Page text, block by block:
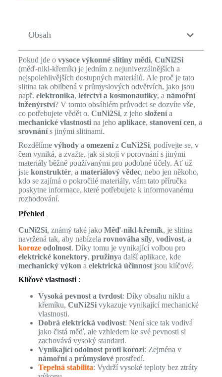
Obsah
Pokud jde o vysoce výkonné slitiny mědi, CuNi2Si
(měď-nikl-křemík) je jedním z nejuniverzálnějších a
nejspolehlivějších dostupných materiálů. Ale proč je tato
slitina tak oblíbená v průmyslových odvětvích, jako jsou
např. elektronika, letectví a kosmonautiky, a námořní
inženýrství? V tomto obsáhlém průvodci se dozvíte vše,
co potřebujete vědět o. CuNi2Si, z jeho složenía
mechanické vlastnostina jeho aplikace, stanovení cen, a
srovnánís jinými slitinami.
Rozdělíme výhodya omezeníz CuNi2Si, podívejte se, v
čem vyniká, a zvažte, jak si stojí v porovnání s jinými
materiály běžně používanými pro podobné účely. Ať už
jste konstruktér, a materiálový vědec, nebo jen někoho,
kdo se zajímá o pokročilé materiály, vám tato příručka
poskytne informace, které potřebujete k informovanému
rozhodování.
Přehled
CuNi2Si, známý také jako Měď-nikl-křemík, je slitina
navržená tak, aby nabízela rovnováha síly, vodivost, a
koroze odolnost. Díky tomu je vynikající volbou pro
elektrické konektory, pružinya další aplikace, kde
mechanický výkon a elektrická účinnostjsou klíčové.
Klíčové vlastnosti :
Vysoká pevnost a tvrdost: Díky obsahu niklu a
křemíku, CuNi2Sivykazuje vynikající mechanické
vlastnosti.
Dobrá elektrická vodivost: Není sice tak vodivá
jako čistá měď, ale vzhledem ke své pevnosti si
zachovává vysoký standard.
Vynikající odolnost proti korozi: Zejména v
námořnía průmyslovéprostředí.
Tepelná stabilita: Vydrží vysoké teploty bez ztráty